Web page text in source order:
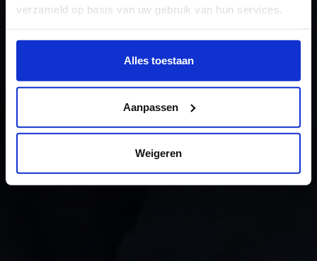
verzameld op basis van uw gebruik van hun services.
Wil je meer weten of de voorkeur aanpassen, bekijk dan
https://www.hku.nl/privacy-statement-en-
Alles toestaan
Aanpassen
Weigeren